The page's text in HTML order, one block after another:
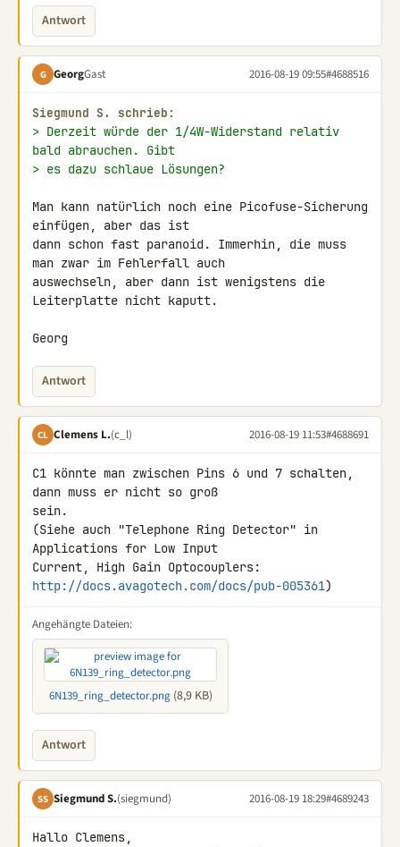
Antwort
G GeorgGast 2016-08-19 09:55#4688516
Siegmund S. schrieb:
> Derzeit würde der 1/4W-Widerstand relativ
bald abrauchen. Gibt
> es dazu schlaue Lösungen?
Man kann natürlich noch eine Picofuse-Sicherung
einfügen, aber das ist
dann schon fast paranoid. Immerhin, die muss
man zwar im Fehlerfall auch
auswechseln, aber dann ist wenigstens die
Leiterplatte nicht kaputt.
Georg
Antwort
CL Clemens L.(c_l) 2016-08-19 11:53#4688691
C1 könnte man zwischen Pins 6 und 7 schalten,
dann muss er nicht so groß
sein.
(Siehe auch "Telephone Ring Detector" in
Applications for Low Input
http://docs.avagotech.com/docs/pub-005361)
Angehängte Dateien:
6N139_ring_detector.png(8,9 KB)
Antwort
SS Siegmund S.(siegmund) 2016-08-19 18:29#4689243
Hallo Clemens,